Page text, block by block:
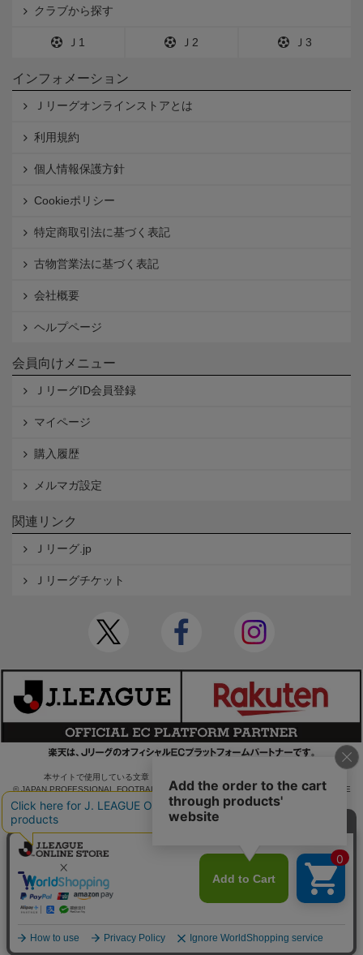
クラブから探す
Ｊ1 Ｊ2 Ｊ3
インフォメーション
Ｊリーグオンラインストアとは
利用規約
個人情報保護方針
Cookieポリシー
特定商取引法に基づく表記
古物営業法に基づく表記
会社概要
ヘルプページ
会員向けメニュー
ＪリーグID会員登録
マイページ
購入履歴
メルマガ設定
関連リンク
Ｊリーグ.jp
Ｊリーグチケット
本サイトで使用している文章・画像等の無断での複製・転載を禁止します。
© JAPAN PROFESSIONAL FOOTBALL LEAGUE Rakuten Group, Inc. ALL RIGHTS RE
SERVED.